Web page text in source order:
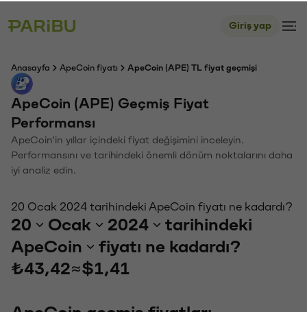
Giriş yap
Anasayfa ApeCoin fiyatı ApeCoin (APE) TL fiyat geçmişi
ApeCoin (APE) Geçmiş Fiyat
Performansı
ApeCoin'in yıllar içindeki fiyat değişimini inceleyin.
Performansını ve tarihindeki önemli dönüm noktalarını daha
iyi analiz edin.
20 Ocak 2024 tarihindeki ApeCoin fiyatı ne kadardı?
20 Ocak 2024
tarihindeki
ApeCoin
fiyatı ne kadardı?
₺43,42≈$1,41